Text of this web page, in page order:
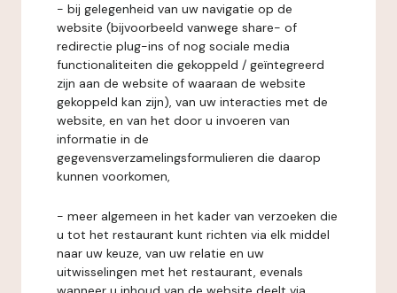
- bij gelegenheid van uw navigatie op de
website (bijvoorbeeld vanwege share- of
redirectie plug-ins of nog sociale media
functionaliteiten die gekoppeld / geïntegreerd
zijn aan de website of waaraan de website
gekoppeld kan zijn), van uw interacties met de
website, en van het door u invoeren van
informatie in de
gegevensverzamelingsformulieren die daarop
kunnen voorkomen,
- meer algemeen in het kader van verzoeken die
u tot het restaurant kunt richten via elk middel
naar uw keuze, van uw relatie en uw
uitwisselingen met het restaurant, evenals